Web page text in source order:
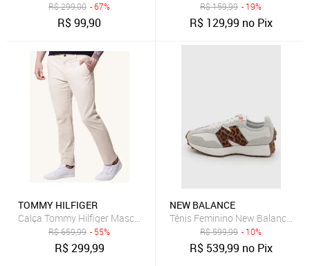
R$299,00 - 67%
R$99,90
R$159,99 - 19%
R$ 129,99 no Pix
TOMMY HILFIGER
Calça Tommy Hilfiger Masculina de Sarja Brooklyn Areia
R$659,99 - 55%
R$299,99
NEW BALANCE
Tênis Feminino New Balance
R$599,99 - 10%
R$ 539,99 no Pix